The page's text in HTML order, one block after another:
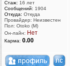
Стаж: 16 лет
Сообщений: 1904
Откуда: Откуда
Провайдер: Неизвестен
Пол: Otoko (M)
Он-лайн: Нет
Карма: 0.00